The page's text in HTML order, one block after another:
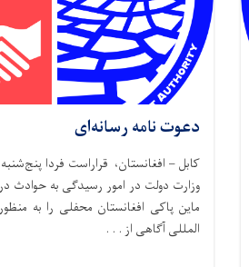
دعوت نامه رسانه‌ای
وزارت دولت در امور رسیدگی به حوادث
ماین پاکی افغانستان محفلی را به
المللی آگاهی از . . .